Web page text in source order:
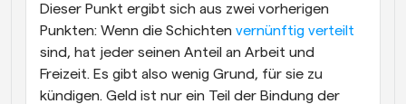
Dieser Punkt ergibt sich aus zwei vorherigen
Punkten: Wenn die Schichten vernünftig verteilt
sind, hat jeder seinen Anteil an Arbeit und
Freizeit. Es gibt also wenig Grund, für sie zu
kündigen. Geld ist nur ein Teil der Bindung der